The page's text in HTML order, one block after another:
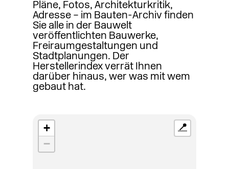
Pläne, Fotos, Architekturkritik,
Adresse – im Bauten-Archiv finden
Sie alle in der Bauwelt
veröffentlichten Bauwerke,
Freiraumgestaltungen und
Stadtplanungen. Der
Herstellerindex verrät Ihnen
darüber hinaus, wer was mit wem
gebaut hat.
+
−
📍